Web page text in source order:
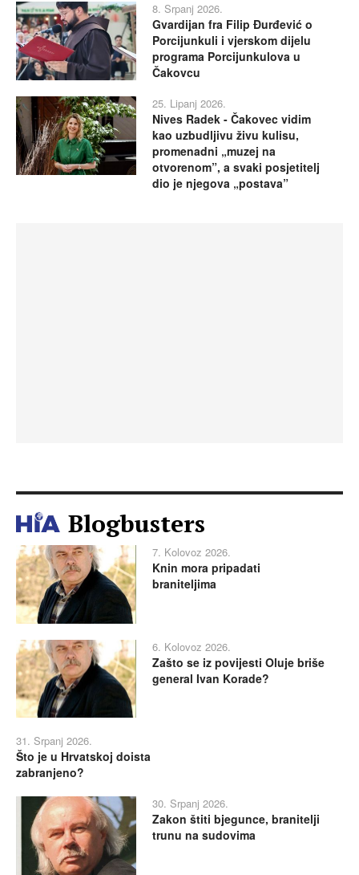
8. Srpanj 2026.
Gvardijan fra Filip Đurđević o
Porcijunkuli i vjerskom dijelu
programa Porcijunkulova u
Čakovcu
25. Lipanj 2026.
Nives Radek - Čakovec vidim
kao uzbudljivu živu kulisu,
promenadni „muzej na
otvorenom”, a svaki posjetitelj
dio je njegova „postava”
Blogbusters
7. Kolovoz 2026.
Knin mora pripadati
braniteljima
6. Kolovoz 2026.
Zašto se iz povijesti Oluje briše
general Ivan Korade?
31. Srpanj 2026.
Što je u Hrvatskoj doista
zabranjeno?
30. Srpanj 2026.
Zakon štiti bjegunce, branitelji
trunu na sudovima